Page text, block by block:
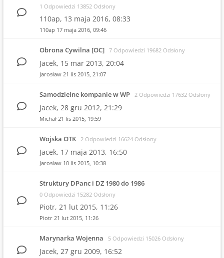
1 Odpowiedzi 13852 Odsłony
110ap, 13 maja 2016, 08:33
110ap 17 maja 2016, 09:46
Obrona Cywilna [OC] 7 Odpowiedzi 19682 Odsłony
Jacek, 15 mar 2013, 20:04
Jarosław 21 lis 2015, 21:07
Samodzielne kompanie w WP 2 Odpowiedzi 17632 Odsłony
Jacek, 28 gru 2012, 21:29
Michał 21 lis 2015, 19:59
Wojska OTK 2 Odpowiedzi 16624 Odsłony
Jacek, 17 maja 2013, 16:50
Jarosław 10 lis 2015, 10:38
Struktury DPanc i DZ 1980 do 1986
0 Odpowiedzi 15282 Odsłony
Piotr, 21 lut 2015, 11:26
Piotr 21 lut 2015, 11:26
Marynarka Wojenna 5 Odpowiedzi 15026 Odsłony
Jacek, 27 gru 2009, 16:52